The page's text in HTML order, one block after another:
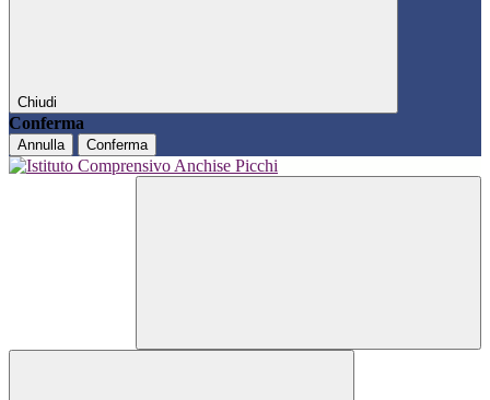
Chiudi
Conferma
Annulla Conferma